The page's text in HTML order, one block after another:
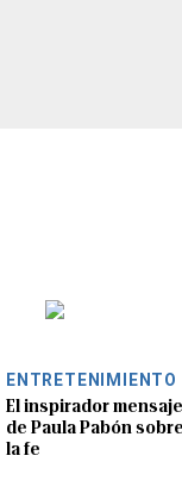
ENTRETENIMIENTO
El inspirador mensaje
de Paula Pabón
la fe